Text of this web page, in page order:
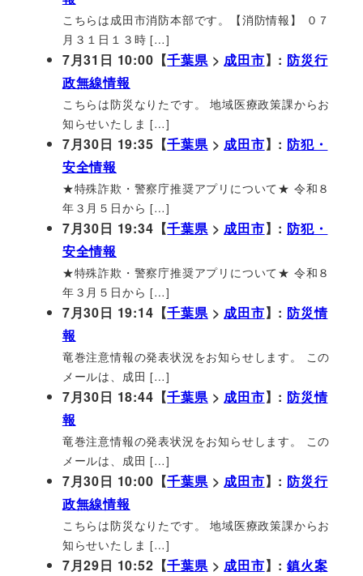
こちらは成田市消防本部です。【消防情報】 ０７
月３１日１３時 […]
7月31日 10:00【千葉県>成田市】: 防災行
政無線情報
こちらは防災なりたです。 地域医療政策課からお
知らせいたしま […]
7月30日 19:35【千葉県>成田市】: 防犯・
安全情報
★特殊詐欺・警察庁推奨アプリについて★ 令和８
年３月５日から […]
7月30日 19:34【千葉県>成田市】: 防犯・
安全情報
★特殊詐欺・警察庁推奨アプリについて★ 令和８
年３月５日から […]
7月30日 19:14【千葉県>成田市】: 防災情
報
竜巻注意情報の発表状況をお知らせします。 この
メールは、成田 […]
7月30日 18:44【千葉県>成田市】: 防災情
報
竜巻注意情報の発表状況をお知らせします。 この
メールは、成田 […]
7月30日 10:00【千葉県>成田市】: 防災行
政無線情報
こちらは防災なりたです。 地域医療政策課からお
知らせいたしま […]
7月29日 10:52【千葉県>成田市】:鎮火案